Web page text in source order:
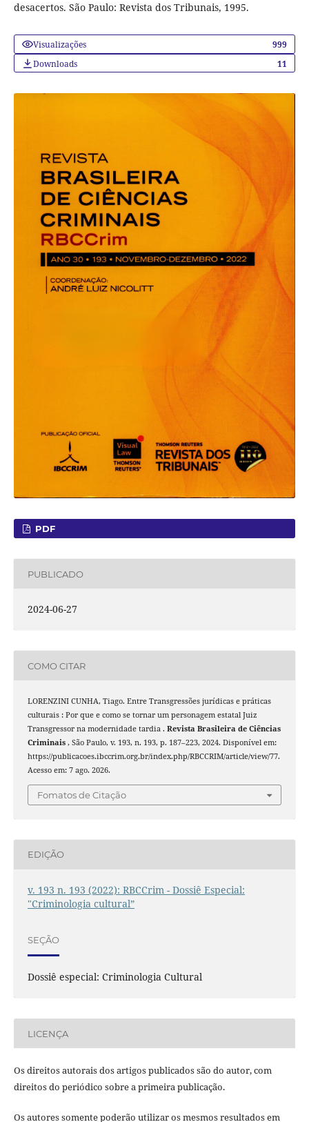
desacertos. São Paulo: Revista dos Tribunais, 1995.
Visualizações
999
Downloads
11
PDF
PUBLICADO
2024-06-27
COMO CITAR
LORENZINI CUNHA, Tiago. Entre Transgressões jurídicas e práticas
culturais : Por que e como se tornar um personagem estatal Juiz
Transgressor na modernidade tardia . Revista Brasileira de Ciências
Criminais , São Paulo, v. 193, n. 193, p. 187–223, 2024. Disponível em:
https://publicacoes.ibccrim.org.br/index.php/RBCCRIM/article/view/77.
Acesso em: 7 ago. 2026.
Fomatos de Citação
EDIÇÃO
v. 193 n. 193 (2022): RBCCrim - Dossiê Especial:
"Criminologia cultural”
SEÇÃO
Dossiê especial: Criminologia Cultural
LICENÇA
Os direitos autorais dos artigos publicados são do autor, com
direitos do periódico sobre a primeira publicação.
Os autores somente poderão utilizar os mesmos resultados em